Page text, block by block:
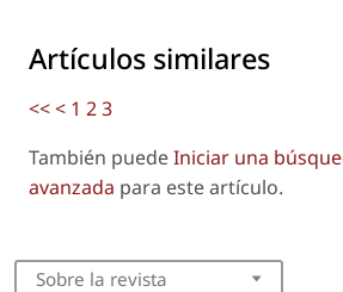
Artículos similares
<<< 1 23
También puedeIniciar una
avanzada para este artículo.
Sobre la revista